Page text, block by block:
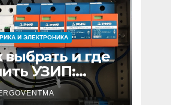
И ЭЛЕКТРОНИКА
выбрать и где
УЗИП:
защиты